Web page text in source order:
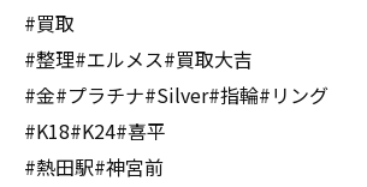
#買取
#整理#エルメス#買取大吉
#金#プラチナ#Silver#指輪#リング
#K18#K24#喜平
#熱田駅#神宮前